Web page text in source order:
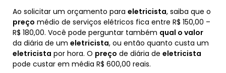
Ao solicitar um orçamento para eletricista, saiba que o
preço médio de serviços elétricos fica entre R$ 150,00 –
R$ 180,00. Você pode perguntar também qual o valor
da diária de um eletricista, ou então quanto custa um
eletricista por hora. O preço de diária de eletricista
pode custar em média R$ 600,00 reais.